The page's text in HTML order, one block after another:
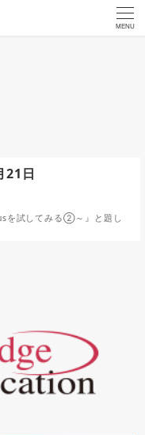
MENU
を試してみる②～』と題し
21日